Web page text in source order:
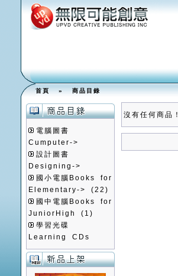
首頁»商品目錄
電腦圖書
Cumputer->
設計圖書
Designing->
國小電腦Books for
Elementary->
(22)
國中電腦Books for
JuniorHigh
(1)
學習光碟
Learning CDs
沒有任何商品！